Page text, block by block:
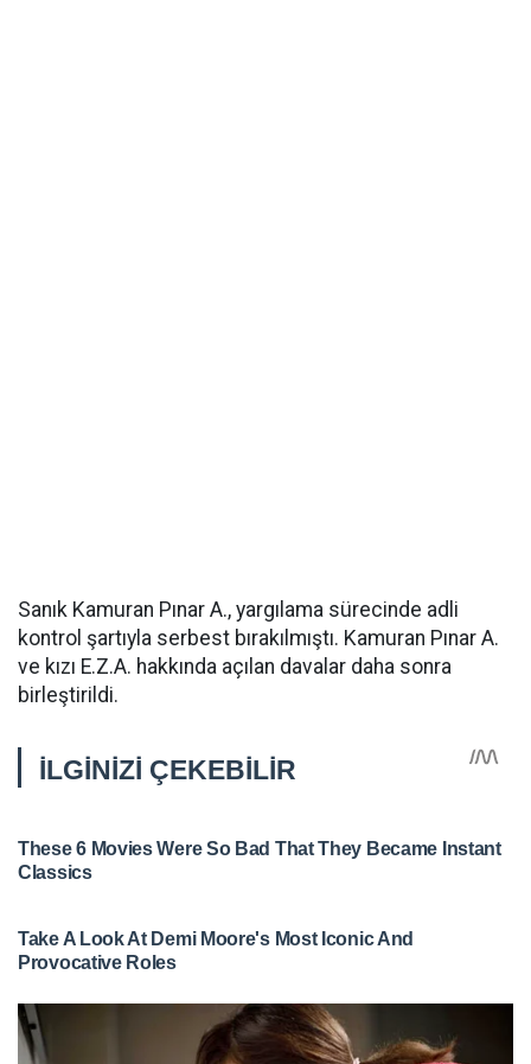
Sanık Kamuran Pınar A., yargılama sürecinde adli
kontrol şartıyla serbest bırakılmıştı. Kamuran Pınar A.
ve kızı E.Z.A. hakkında açılan davalar daha sonra
birleştirildi.